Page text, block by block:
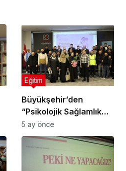
Büyükşehir’den
“Psikolojik Sağlamlık
Eğitimi”
Eğitim
5 ay önce